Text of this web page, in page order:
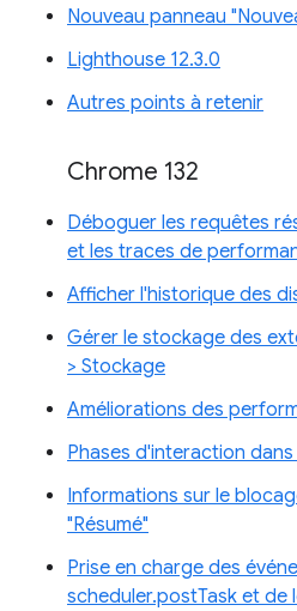
Nouveau panneau
Lighthouse 12.3.0
Autres points à retenir
Chrome 132
Déboguer les requêtes
et les traces de
Afficher l'historique des
Gérer le stockage des
> Stockage
Améliorations des
Phases d'interaction
Informations sur le
"Résumé"
Prise en charge des
scheduler.postTask et de